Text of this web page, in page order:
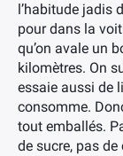
l’habitude jadis
pour dans la
qu’on avale un
kilomètres. On
essaie aussi de
consomme.
tout emballés.
de sucre, pas